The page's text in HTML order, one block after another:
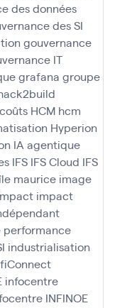
des données
des SI
gouvernance
IT
grafana groupe
HCM hcm
Hyperion
IA agentique
IFS IFS Cloud IFS
maurice image
impact
performance
industrialisation
infocentre
INFINOE